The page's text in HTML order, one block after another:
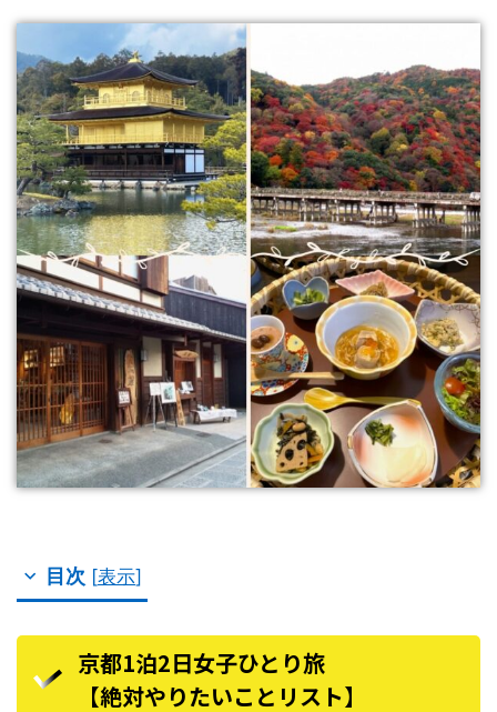
目次 [表示]
京都1泊2日女子ひとり旅
【絶対やりたいことリスト】